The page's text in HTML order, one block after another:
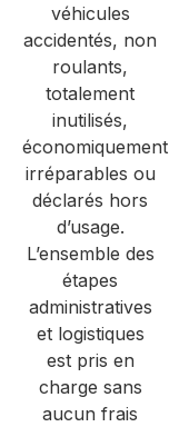
véhicules
accidentés, non
roulants,
totalement
inutilisés,
économiquement
irréparables ou
déclarés hors
d’usage.
L’ensemble des
étapes
administratives
et logistiques
est pris en
charge sans
aucun frais